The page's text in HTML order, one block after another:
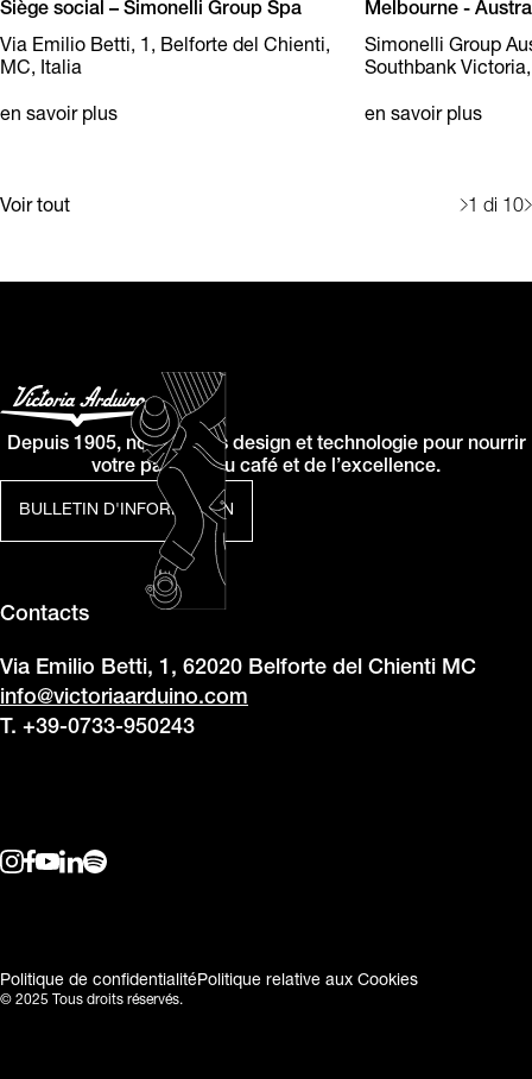
Voir tout 1 di 10
Siège social – Simonelli Group Spa
Via Emilio Betti, 1, Belforte del Chienti,
MC, Italia
en savoir plus
Melbourne -
Simonelli Group
Southbank
en savoir plus
BULLETIN D'INFORMATION
Depuis 1905, nous allions design et technologie pour nourrir
votre passion du café et de l’excellence.
Contacts
Via Emilio Betti, 1, 62020 Belforte del Chienti MC
info@victoriaarduino.com
T. +39-0733-950243
© 2025 Tous droits réservés.
Politique de confidentialitéPolitique relative aux Cookies